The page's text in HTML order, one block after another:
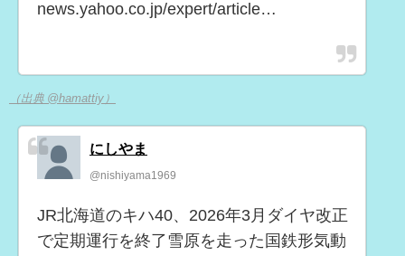
news.yahoo.co.jp/expert/article…
（出典 @hamattiy）
にしやま
@nishiyama1969
JR北海道のキハ40、2026年3月ダイヤ改正
で定期運行を終了雪原を走った国鉄形気動